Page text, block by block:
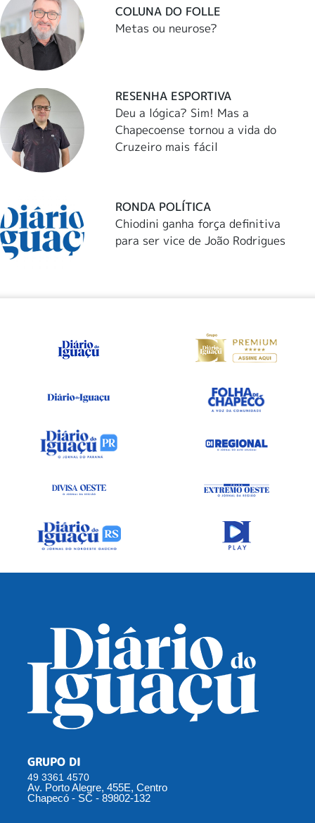
COLUNA DO FOLLE
Metas ou neurose?
RESENHA ESPORTIVA
Deu a lógica? Sim! Mas a
Chapecoense tornou a vida do
Cruzeiro mais fácil
RONDA POLÍTICA
Chiodini ganha força definitiva
para ser vice de João Rodrigues
GRUPO DI
49 3361 4570
Av. Porto Alegre, 455E, Centro
Chapecó - SC - 89802-132